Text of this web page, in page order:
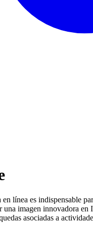
línea es indispensable
una imagen innovadora
asociadas a